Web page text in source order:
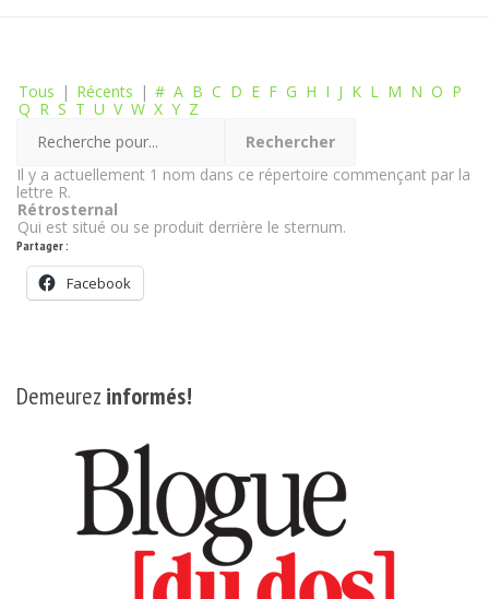
Tous | Récents | # A B C D E F G H I J K L M N O P
Q R S T U V W X Y Z
Il y a actuellement 1 nom dans ce répertoire commençant par la
lettre R.
Rétrosternal
Qui est situé ou se produit derrière le sternum.
Partager :
Facebook
Demeurez informés!